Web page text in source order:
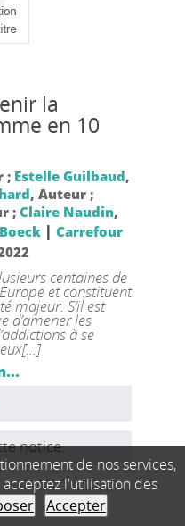
la
en 10
; Estelle Guilbaud,
, Auteur ;
; Claire Naudin,
| Carrefour
centaines de
et constituent
majeur. S’il est
d’amener les
à se
notice.
de nos services,
l'utilisation des
Accepter